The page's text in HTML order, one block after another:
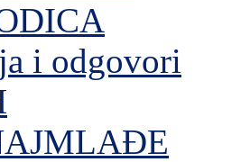
i odgovori